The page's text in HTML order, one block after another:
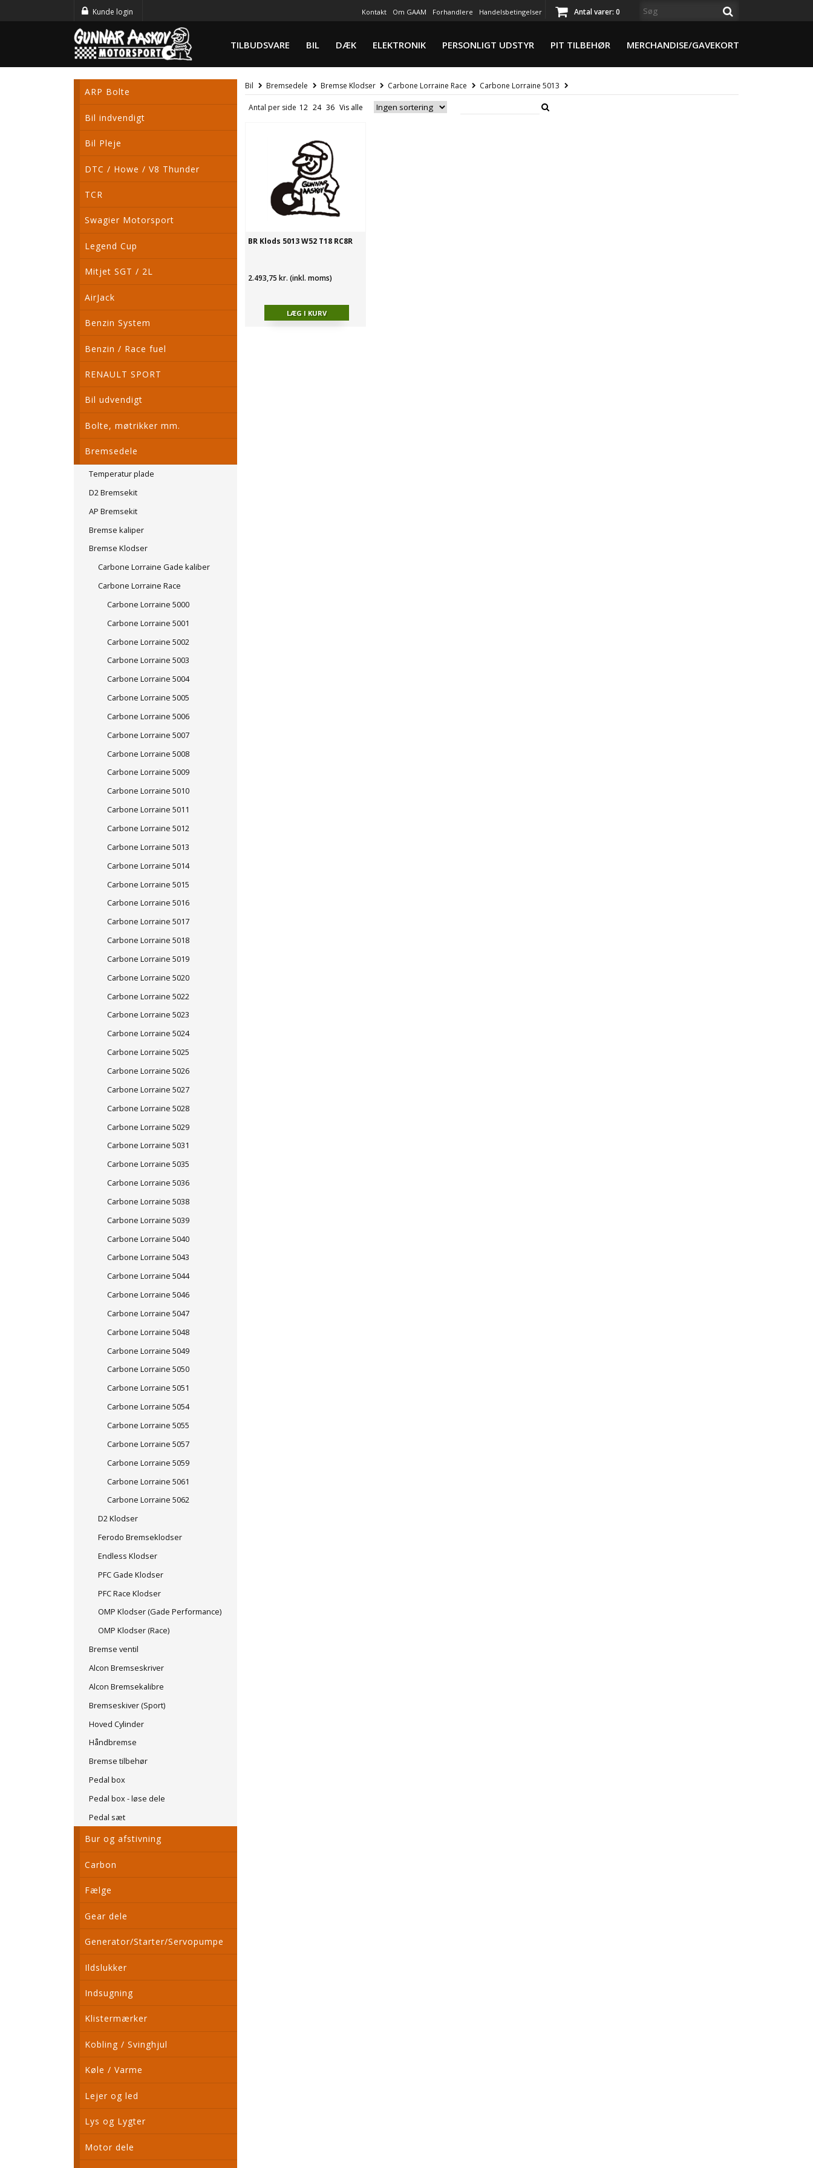
Kunde login Kontakt Om GAAM Forhandlere Handelsbetingelser Antal varer: 0
TILBUDSVARE BIL DÆK ELEKTRONIK PERSONLIGT UDSTYR PIT TILBEHØR MERCHANDISE/GAVEKORT
ARP Bolte
Bil indvendigt
Bil Pleje
DTC / Howe / V8 Thunder
TCR
Swagier Motorsport
Legend Cup
Mitjet SGT / 2L
AirJack
Benzin System
Benzin / Race fuel
RENAULT SPORT
Bil udvendigt
Bolte, møtrikker mm.
Bremsedele
Temperatur plade
D2 Bremsekit
AP Bremsekit
Bremse kaliper
Bremse Klodser
Carbone Lorraine Gade kaliber
Carbone Lorraine Race
Carbone Lorraine 5000
Carbone Lorraine 5001
Carbone Lorraine 5002
Carbone Lorraine 5003
Carbone Lorraine 5004
Carbone Lorraine 5005
Carbone Lorraine 5006
Carbone Lorraine 5007
Carbone Lorraine 5008
Carbone Lorraine 5009
Carbone Lorraine 5010
Carbone Lorraine 5011
Carbone Lorraine 5012
Carbone Lorraine 5013
Carbone Lorraine 5014
Carbone Lorraine 5015
Carbone Lorraine 5016
Carbone Lorraine 5017
Carbone Lorraine 5018
Carbone Lorraine 5019
Carbone Lorraine 5020
Carbone Lorraine 5022
Carbone Lorraine 5023
Carbone Lorraine 5024
Carbone Lorraine 5025
Carbone Lorraine 5026
Carbone Lorraine 5027
Carbone Lorraine 5028
Carbone Lorraine 5029
Carbone Lorraine 5031
Carbone Lorraine 5035
Carbone Lorraine 5036
Carbone Lorraine 5038
Carbone Lorraine 5039
Carbone Lorraine 5040
Carbone Lorraine 5043
Carbone Lorraine 5044
Carbone Lorraine 5046
Carbone Lorraine 5047
Carbone Lorraine 5048
Carbone Lorraine 5049
Carbone Lorraine 5050
Carbone Lorraine 5051
Carbone Lorraine 5054
Carbone Lorraine 5055
Carbone Lorraine 5057
Carbone Lorraine 5059
Carbone Lorraine 5061
Carbone Lorraine 5062
D2 Klodser
Ferodo Bremseklodser
Endless Klodser
PFC Gade Klodser
PFC Race Klodser
OMP Klodser (Gade Performance)
OMP Klodser (Race)
Bremse ventil
Alcon Bremseskriver
Alcon Bremsekalibre
Bremseskiver (Sport)
Hoved Cylinder
Håndbremse
Bremse tilbehør
Pedal box
Pedal box - løse dele
Pedal sæt
Bur og afstivning
Carbon
Fælge
Gear dele
Generator/Starter/Servopumpe
Ildslukker
Indsugning
Klistermærker
Kobling / Svinghjul
Køle / Varme
Lejer og led
Lys og Lygter
Motor dele
Bil Bremsedele Bremse Klodser Carbone Lorraine Race Carbone Lorraine 5013
Antal per side
BR Klods 5013 W52 T18 RC8R
2.493,75 kr. (inkl. moms)